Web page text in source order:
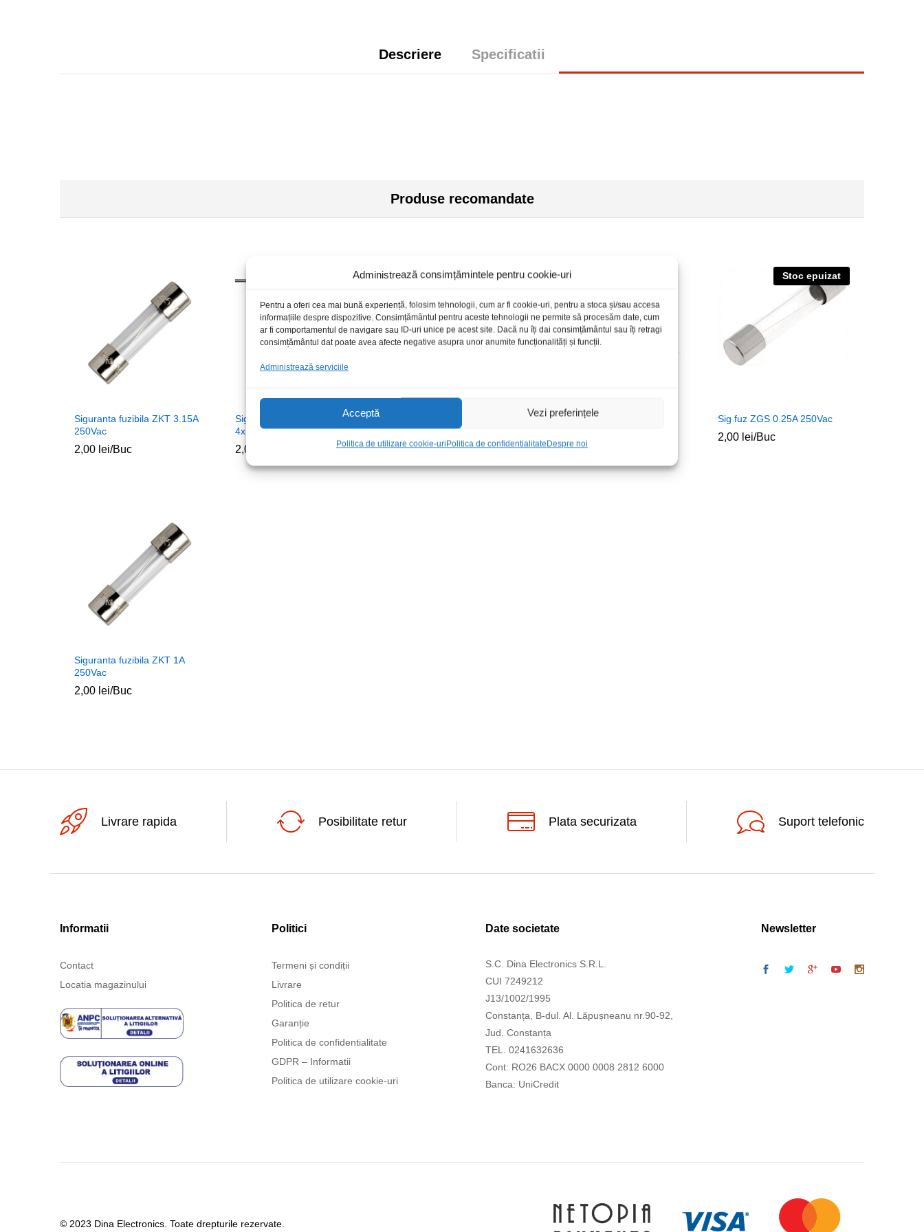
Administrează consimțămintele pentru cookie-uri
Pentru a oferi cea mai bună experiență, folosim tehnologii, cum ar fi cookie-uri, pentru a stoca și/sau accesa
informațiile despre dispozitive. Consimțământul pentru aceste tehnologii ne permite să procesăm date, cum
ar fi comportamentul de navigare sau ID-uri unice pe acest site. Dacă nu îți dai consimțământul sau îți retragi
consimțământul dat poate avea afecte negative asupra unor anumite funcționalități și funcții.
Administrează serviciile
Acceptă Vezi preferințele
Politica de utilizare cookie-uriPolitica de confidentialitateDespre noi
Descriere Specificatii
Produse recomandate
Siguranta fuzibila ZKT 3.15A
250Vac
2,00 lei/Buc
Sig PCB 0.5A 250Vac
4x11mm temporizata
2,00
albastra
15,00lei/Buc
Siguranta fuzibila auto AGU
9,00lei
Stoc epuizat
Sig fuz ZGS 0.25A 250Vac
2,00 lei/Buc
Siguranta fuzibila ZKT 1A
250Vac
2,00 lei/Buc
Livrare rapida Posibilitate retur Plata securizata Suport telefonic
Informatii
Contact
Locatia magazinului
Politici
Termeni și condiții
Livrare
Politica de retur
Garanție
Politica de confidentialitate
GDPR – Informatii
Politica de utilizare cookie-uri
Date societate
S.C. Dina Electronics S.R.L.
CUI 7249212
J13/1002/1995
Constanța, B-dul. Al. Lăpușneanu nr.90-92,
Jud. Constanța
TEL. 0241632636
Cont: RO26 BACX 0000 0008 2812 6000
Banca: UniCredit
Newsletter
© 2023 Dina Electronics. Toate drepturile rezervate.